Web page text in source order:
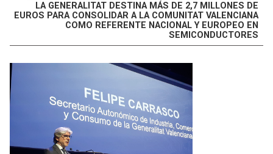
LA GENERALITAT DESTINA MÁS DE 2,7 MILLONES DE
EUROS PARA CONSOLIDAR A LA COMUNITAT VALENCIANA
COMO REFERENTE NACIONAL Y EUROPEO EN
SEMICONDUCTORES